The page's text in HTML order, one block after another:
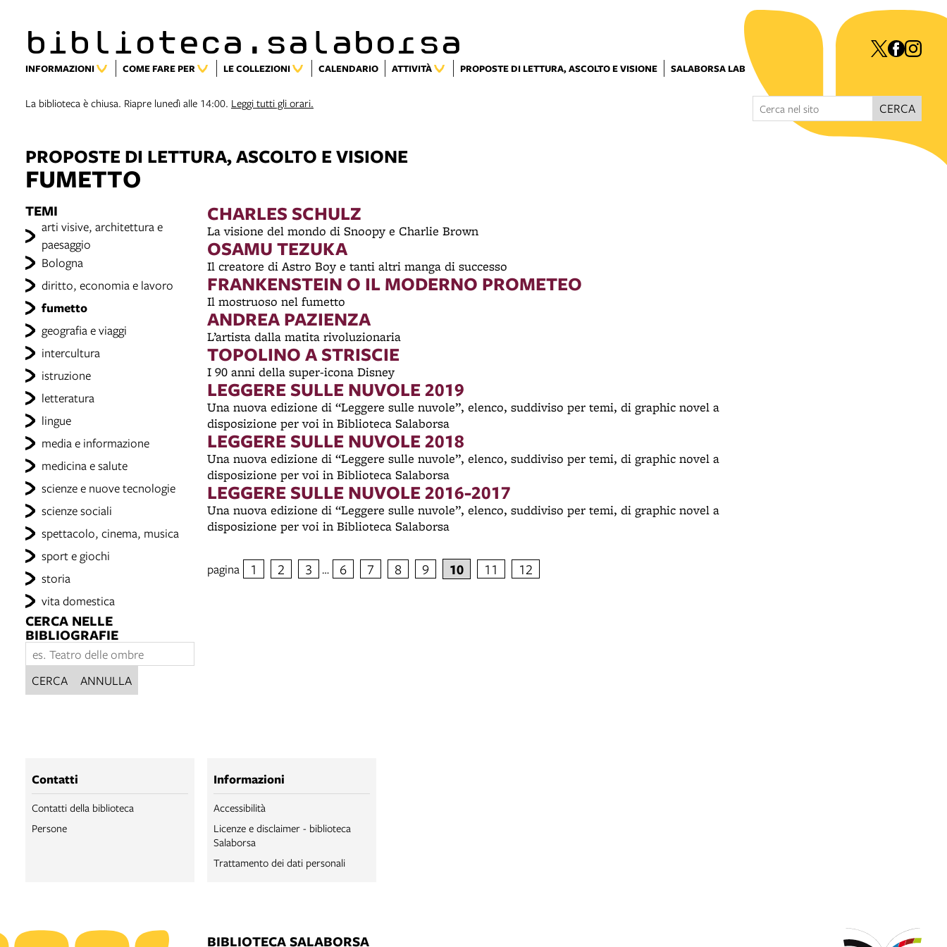
biblioteca.salaborsa
INFORMAZIONI COME FARE PER LE COLLEZIONI CALENDARIO ATTIVITÀ PROPOSTE DI LETTURA, ASCOLTO E VISIONE SALABORSA LAB
La biblioteca è chiusa. Riapre lunedì alle 14:00. Leggi tutti gli orari. CERCA
PROPOSTE DI LETTURA, ASCOLTO E VISIONE
FUMETTO
TEMI
arti visive, architettura e
paesaggio
Bologna
diritto, economia e lavoro
fumetto
geografia e viaggi
intercultura
istruzione
letteratura
lingue
media e informazione
medicina e salute
scienze e nuove tecnologie
scienze sociali
spettacolo, cinema, musica
sport e giochi
storia
vita domestica
CERCA NELLE
BIBLIOGRAFIE
CERCA ANNULLA
CHARLES SCHULZ
La visione del mondo di Snoopy e Charlie Brown
OSAMU TEZUKA
Il creatore di Astro Boy e tanti altri manga di successo
FRANKENSTEIN O IL MODERNO PROMETEO
Il mostruoso nel fumetto
ANDREA PAZIENZA
L’artista dalla matita rivoluzionaria
TOPOLINO A STRISCIE
I 90 anni della super-icona Disney
LEGGERE SULLE NUVOLE 2019
Una nuova edizione di “Leggere sulle nuvole”, elenco, suddiviso per temi, di graphic novel a
disposizione per voi in Biblioteca Salaborsa
LEGGERE SULLE NUVOLE 2018
Una nuova edizione di “Leggere sulle nuvole”, elenco, suddiviso per temi, di graphic novel a
disposizione per voi in Biblioteca Salaborsa
LEGGERE SULLE NUVOLE 2016-2017
Una nuova edizione di “Leggere sulle nuvole”, elenco, suddiviso per temi, di graphic novel a
disposizione per voi in Biblioteca Salaborsa
pagina 1 2 3 … 6 7 8 9 10 11 12
Contatti
Contatti della biblioteca
Persone
Informazioni
Accessibilità
Licenze e disclaimer - biblioteca
Salaborsa
Trattamento dei dati personali
BIBLIOTECA SALABORSA